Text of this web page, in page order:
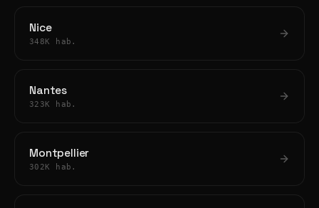
Nice
348K hab.
Nantes
323K hab.
Montpellier
302K hab.